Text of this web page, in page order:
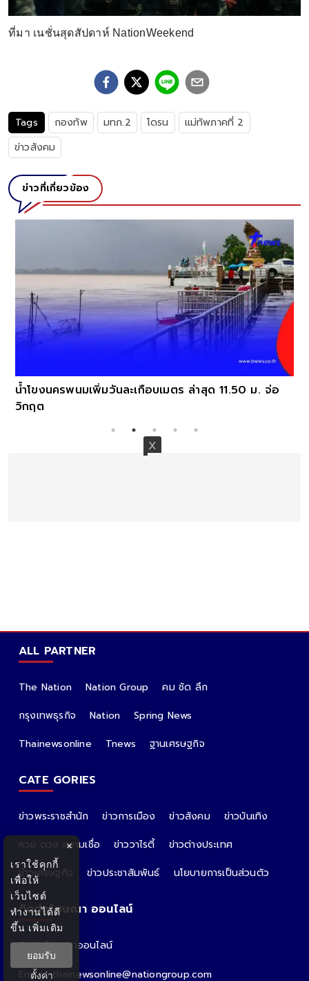
ที่มา เนชั่นสุดสัปดาห์ NationWeekend
Tags กองทัพ มทภ.2 โดรน
แม่ทัพภาคที่ 2
ข่าวสังคม
ข่าวที่เกี่ยวข้อง
น้ำโขงนครพนมเพิ่มวันละเกือบเมตร ล่าสุด 11.50 ม. จ่อ
วิกฤต
ALL PARTNER
The Nation Nation Group
คม ชัด ลึก
กรุงเทพธุรกิจ
Nation
Spring News
Thainewsonline
Tnews ฐานเศรษฐกิจ
CATE GORIES
ข่าวพระราชสำนัก ข่าวการเมือง ข่าวสังคม
ข่าวบันเทิง
หวย ดวง ความเชื่อ
ข่าววาไรตี้
ข่าวต่างประเทศ
ข่าวเศรษฐกิจ
ข่าวประชาสัมพันธ์ นโยบายการเป็นส่วนตัว
ติดต่อโฆษณา ออนไลน์
ติดต่อโฆษณาออนไลน์
คุณอ้อ
Email : thainewsonline@nationgroup.com
×
เราใช้คุกกี้
เพื่อให้
เว็บไซต์
ทำงานได้ดี
ขึ้น เพิ่มเติม
ยอมรับ
ตั้งค่า